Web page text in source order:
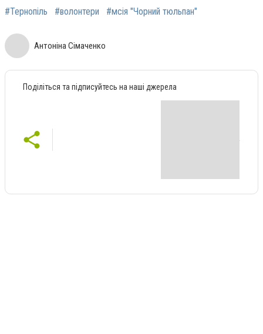
#Тернопіль #волонтери #мсія "Чорний тюльпан"
Антоніна Сімаченко
Поділіться та підписуйтесь на наші джерела